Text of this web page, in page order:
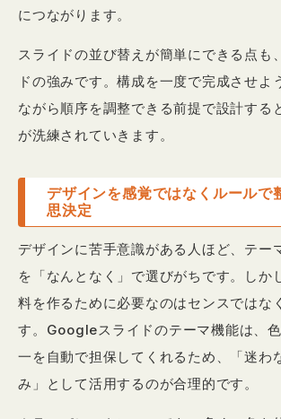
につながります。
スライドの並び替えが簡単にできる点も
ドの強みです。構成を一度で完成させよ
ながら順序を調整できる前提で設計する
が洗練されていきます。
デザインを感覚ではなくルールで
思決定
デザインに苦手意識がある人ほど、テー
を「なんとなく」で選びがちです。しか
料を作るために必要なのはセンスではな
す。Googleスライドのテーマ機能は、
一を自動で担保してくれるため、「迷わ
み」として活用するのが合理的です。